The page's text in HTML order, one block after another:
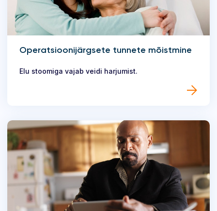
Operatsioonijärgsete tunnete mõistmine
Elu stoomiga vajab veidi harjumist.